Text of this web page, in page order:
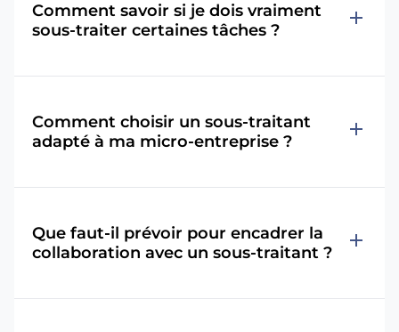
Comment savoir si je dois vraiment
sous-traiter certaines tâches ?
add
Comment choisir un sous-traitant
adapté à ma micro-entreprise ?
add
Que faut-il prévoir pour encadrer la
collaboration avec un sous-traitant ?
add